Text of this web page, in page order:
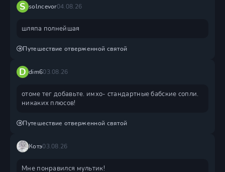
S solncevor04.08.26
шляпа полнейшая
Путешествие отверженной святой
D dim603.08.26
отоме тег добавьте. имхо- стандартные бабские сопли.
никаких плюсов!
Путешествие отверженной святой
Котэ03.08.26
Мне понравился мультик!